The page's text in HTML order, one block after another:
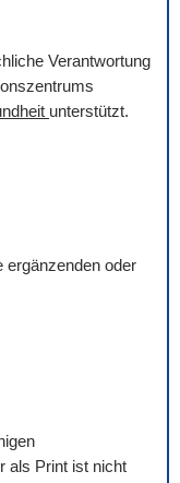
Verantwortung
unterstützt.
ergänzenden oder
als Print ist nicht